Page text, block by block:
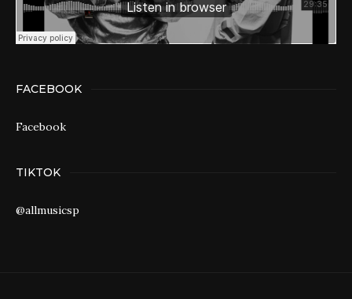
FACEBOOK
Facebook
TIKTOK
@allmusicsp